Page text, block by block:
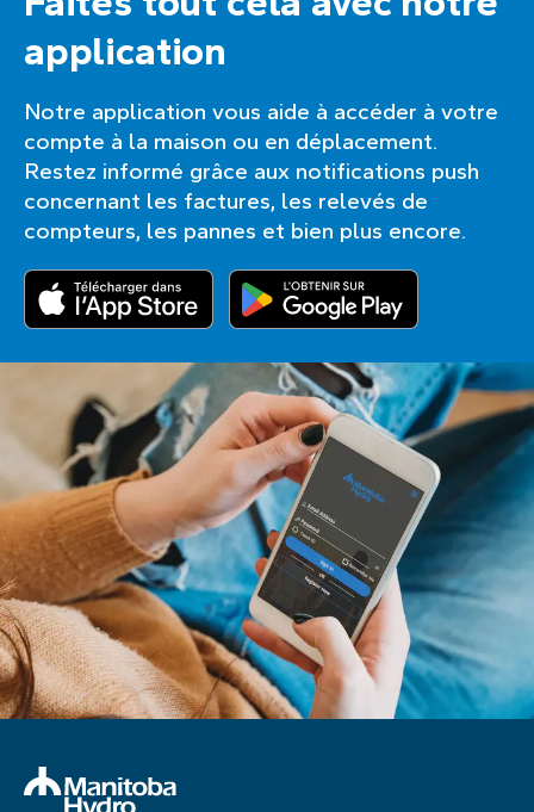
application
Notre application vous aide à accéder à votre
compte à la maison ou en déplacement.
Restez informé grâce aux notifications push
concernant les factures, les relevés de
compteurs, les pannes et bien plus encore.